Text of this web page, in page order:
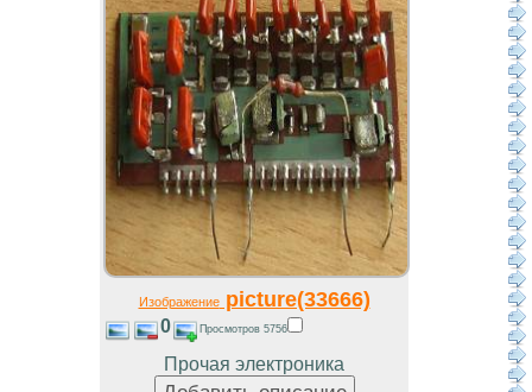
Изображениеpicture(33666)
0 Просмотров 5756
Прочая электроника